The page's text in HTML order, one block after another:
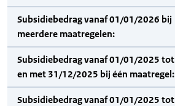
Subsidiebedrag vanaf 01/01/2026 bij
meerdere maatregelen:
Subsidiebedrag vanaf 01/01/2025 tot
en met 31/12/2025 bij één maatregel:
Subsidiebedrag vanaf 01/01/2025 tot